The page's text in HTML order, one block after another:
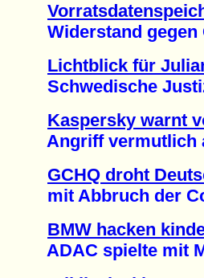
Widerstand gegen
Lichtblick für
Schwedische
Kaspersky warnt
Angriff vermutlich
GCHQ droht
mit Abbruch der
BMW hacken
ADAC spielte mit